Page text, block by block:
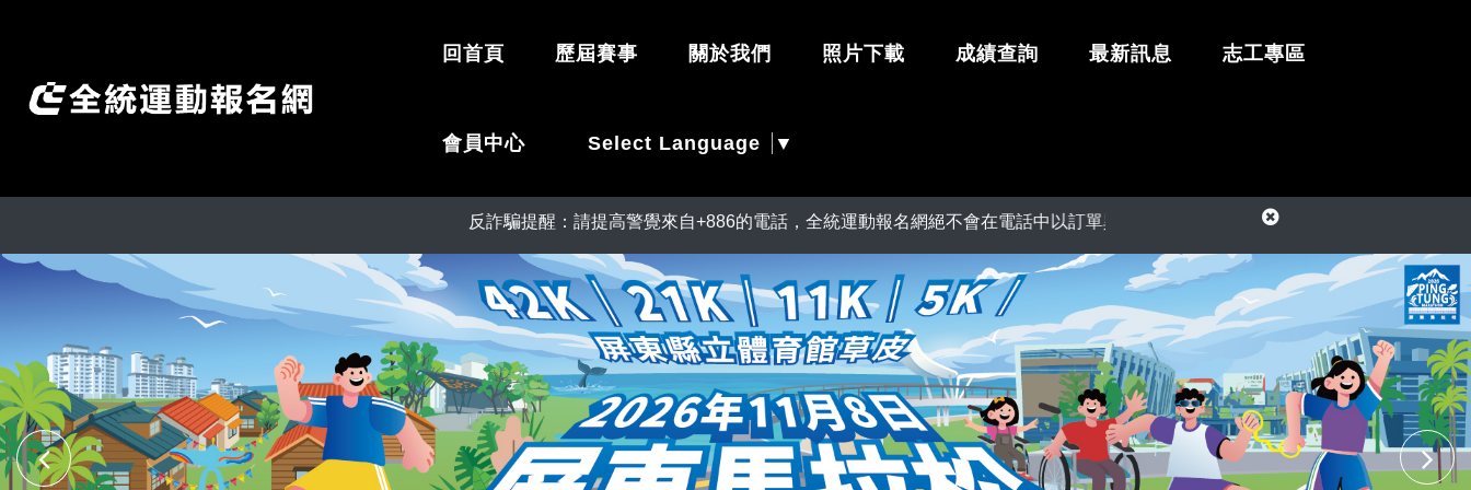
回首頁 歷屆賽事 關於我們 照片下載 成績查詢 最新訊息 志工專區
會員中心 Select Language ▼
反詐騙提醒：請提高警覺來自+886的電話，全統運動報名網絕不會在電話中以訂單異常為由，要求您提供信用卡資訊或ATM匯款操作退款，請勿相